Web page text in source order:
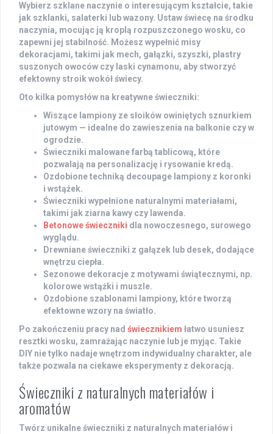
Wybierz szklane naczynie o interesującym kształcie, takie
jak szklanki, salaterki lub wazony. Ustaw świecę na środku
naczynia, mocując ją kroplą rozpuszczonego wosku, co
zapewni jej stabilność. Możesz wypełnić misy
dekoracjami, takimi jak mech, gałązki, szyszki, plastry
suszonych owoców czy laski cynamonu, aby stworzyć
efektowny stroik wokół świecy.
Oto kilka pomysłów na kreatywne świeczniki:
Wiszące lampiony ze słoików owiniętych sznurkiem
jutowym — idealne do zawieszenia na balkonie czy w
ogrodzie.
Świeczniki malowane farbą tablicową, które
pozwalają na personalizację i rysowanie kredą.
Ozdobione techniką decoupage lampiony z koronki
i wstążek.
Świeczniki wypełnione naturalnymi materiałami,
takimi jak ziarna kawy czy lawenda.
Betonowe świeczniki dla nowoczesnego, surowego
wyglądu.
Drewniane świeczniki z gałązek lub desek, dodające
wnętrzu ciepła.
Sezonowe dekoracje z motywami świątecznymi, np.
kolorowe wstążki i muszle.
Ozdobione szablonami lampiony, które tworzą
efektowne wzory na światło.
Po zakończeniu pracy nad świecznikiem łatwo usuniesz
resztki wosku, zamrażając naczynie lub je myjąc. Takie
DIY nie tylko nadaje wnętrzom indywidualny charakter, ale
także pozwala na ciekawe eksperymenty z dekoracją.
Świeczniki z naturalnych materiałów i
aromatów
Twórz unikalne świeczniki z naturalnych materiałów i